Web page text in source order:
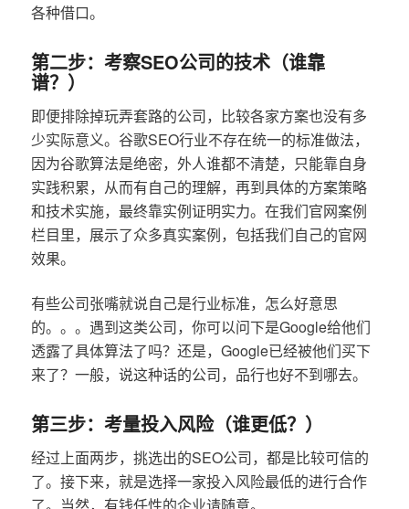
各种借口。
第二步：考察SEO公司的技术（谁靠
谱？）
即便排除掉玩弄套路的公司，比较各家方案也没有多
少实际意义。谷歌SEO行业不存在统一的标准做法，
因为谷歌算法是绝密，外人谁都不清楚，只能靠自身
实践积累，从而有自己的理解，再到具体的方案策略
和技术实施，最终靠实例证明实力。在我们官网案例
栏目里，展示了众多真实案例，包括我们自己的官网
效果。
有些公司张嘴就说自己是行业标准，怎么好意思
的。。。遇到这类公司，你可以问下是Google给他们
透露了具体算法了吗？还是，Google已经被他们买下
来了？一般，说这种话的公司，品行也好不到哪去。
第三步：考量投入风险（谁更低？）
经过上面两步，挑选出的SEO公司，都是比较可信的
了。接下来，就是选择一家投入风险最低的进行合作